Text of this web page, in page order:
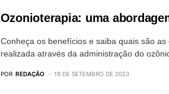
Ozonioterapia: uma
Conheça os benefícios e saiba quais são
realizada através da administração do
POR REDAÇÃO 19 DE SETEMBRO DE 2023